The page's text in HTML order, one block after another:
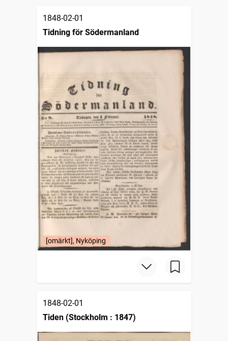
1848-02-01
Tidning för Södermanland
[omärkt], Nyköping
1848-02-01
Tiden (Stockholm : 1847)